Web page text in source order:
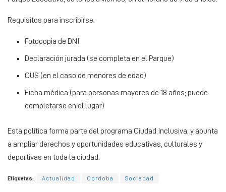
Requisitos para inscribirse:
Fotocopia de DNI
Declaración jurada (se completa en el Parque)
CUS (en el caso de menores de edad)
Ficha médica (para personas mayores de 18 años; puede
completarse en el lugar)
Esta política forma parte del programa Ciudad Inclusiva, y apunta
a ampliar derechos y oportunidades educativas, culturales y
deportivas en toda la ciudad.
Etiquetas: Actualidad Cordoba Sociedad